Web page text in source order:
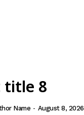
title 8
Name - August 8, 2026